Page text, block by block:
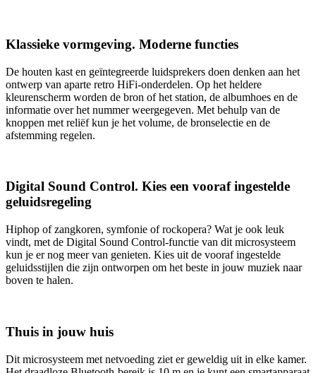
Klassieke vormgeving. Moderne functies
De houten kast en geïntegreerde luidsprekers doen denken aan het
ontwerp van aparte retro HiFi-onderdelen. Op het heldere
kleurenscherm worden de bron of het station, de albumhoes en de
informatie over het nummer weergegeven. Met behulp van de
knoppen met reliëf kun je het volume, de bronselectie en de
afstemming regelen.
Digital Sound Control. Kies een vooraf ingestelde
geluidsregeling
Hiphop of zangkoren, symfonie of rockopera? Wat je ook leuk
vindt, met de Digital Sound Control-functie van dit microsysteem
kun je er nog meer van genieten. Kies uit de vooraf ingestelde
geluidsstijlen die zijn ontworpen om het beste in jouw muziek naar
boven te halen.
Thuis in jouw huis
Dit microsysteem met netvoeding ziet er geweldig uit in elke kamer.